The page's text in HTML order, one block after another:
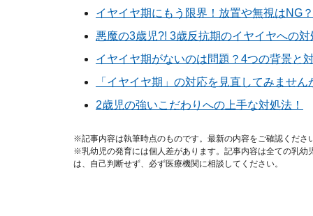
イヤイヤ期にもう限界！放置や無視はNG
悪魔の3歳児?! 3歳反抗期のイヤイヤへの対
イヤイヤ期がないのは問題？4つの背景と
「イヤイヤ期」の対応を見直してみません
2歳児の強いこだわりへの上手な対処法！
※記事内容は執筆時点のものです。最新の内容をご確認くださ
※乳幼児の発育には個人差があります。記事内容は全ての乳
は、自己判断せず、必ず医療機関に相談してください。